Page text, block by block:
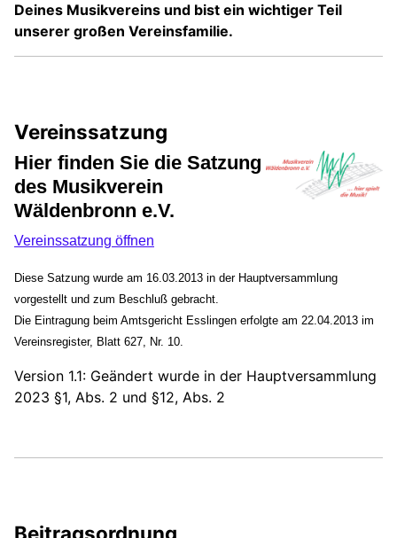
Deines Musikvereins und bist ein wichtiger Teil
unserer großen Vereinsfamilie.
Vereinssatzung
Hier finden Sie die Satzung
des Musikverein
Wäldenbronn e.V.
Vereinssatzung öffnen
Diese Satzung wurde am 16.03.2013 in der Hauptversammlung
vorgestellt und zum Beschluß gebracht.
Die Eintragung beim Amtsgericht Esslingen erfolgte am 22.04.2013 im
Vereinsregister, Blatt 627, Nr. 10.
Version 1.1: Geändert wurde in der Hauptversammlung
2023 §1, Abs. 2 und §12, Abs. 2